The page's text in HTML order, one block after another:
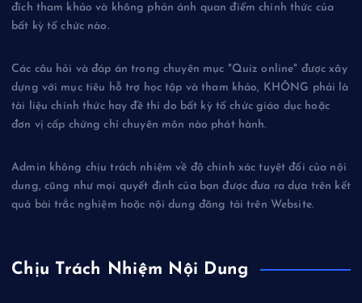
đích tham khảo và không phản ánh quan điểm chính thức của
bất kỳ tổ chức nào.
Các câu hỏi và đáp án trong chuyên mục "Quiz online" được xây
dựng với mục tiêu hỗ trợ học tập và tham khảo, KHÔNG phải là
tài liệu chính thức hay đề thi do bất kỳ tổ chức giáo dục hoặc
đơn vị cấp chứng chỉ chuyên môn nào phát hành.
Admin không chịu trách nhiệm về độ chính xác tuyệt đối của nội
dung, cũng như mọi quyết định của bạn được đưa ra dựa trên kết
quả bài trắc nghiệm hoặc nội dung đăng tải trên Website.
Chịu Trách Nhiệm Nội Dung